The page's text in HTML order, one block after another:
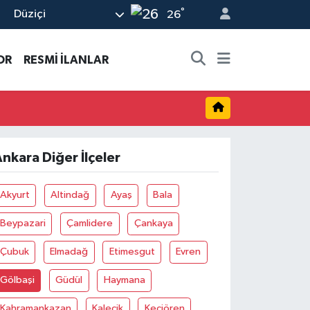
Düziçi 26°
RESMİ İLANLAR
Diğer İlçeler
Akyurt Altindağ Ayaş Bala
Beypazari Çamlidere Çankaya
Çubuk Elmadağ Etimesgut Evren
Gölbaşi Güdül Haymana